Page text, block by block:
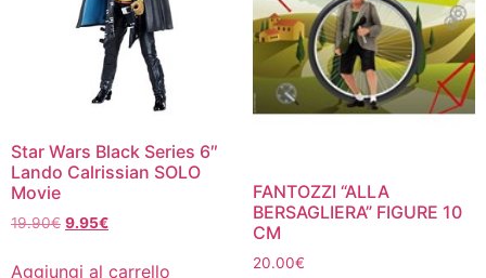
Star Wars Black Series 6″
Lando Calrissian SOLO
Movie
19.90€ Il
originale
9.95€Il
attuale
Aggiungi al carrello
FANTOZZI “ALLA
BERSAGLIERA” FIGURE 10
CM
20.00€